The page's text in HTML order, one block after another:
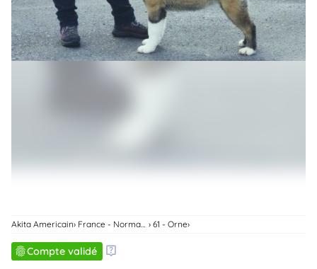
Connexion
Akita Americain 61 - Orne
Compte validé